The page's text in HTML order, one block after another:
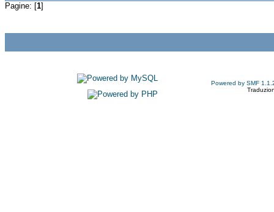
Pagine: [1]
Powered by SMF